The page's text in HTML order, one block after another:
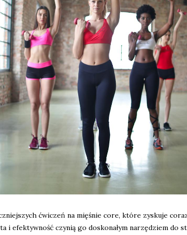
ćwiczeń na mięśnie core, które zyskuje
i efektywność czynią go doskonałym narzędziem do